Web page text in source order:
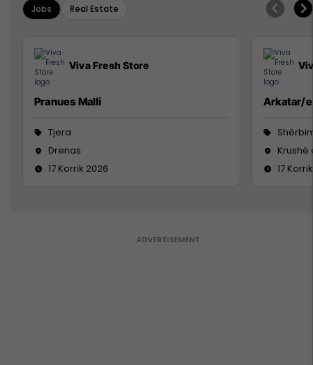
Jobs Real Estate
Viva Fresh Store
Pranues Malli
Tjera
Drenas
17 Korrik 2026
Arkatar/e
17